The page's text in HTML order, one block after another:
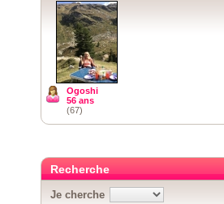
Ogoshi
56 ans
(67)
Recherche
Je cherche